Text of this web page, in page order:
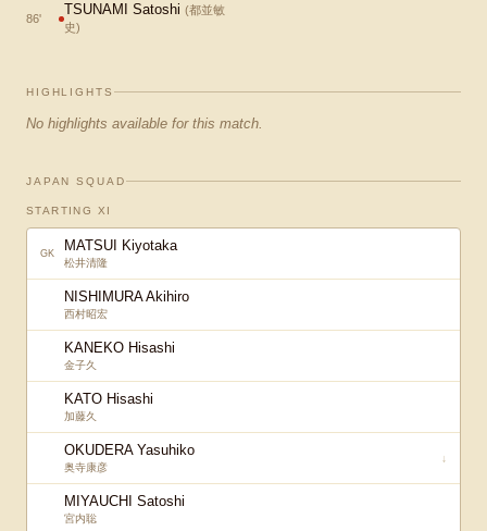
86'
TSUNAMI Satoshi (都並敏
史)
HIGHLIGHTS
No highlights available for this match.
JAPAN SQUAD
STARTING XI
GK MATSUI Kiyotaka
松井清隆
NISHIMURA Akihiro
西村昭宏
KANEKO Hisashi
金子久
KATO Hisashi
加藤久
OKUDERA Yasuhiko
奥寺康彦
↓
MIYAUCHI Satoshi
宮内聡